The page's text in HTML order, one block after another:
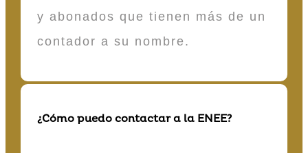
y abonados que tienen más de un
contador a su nombre.
¿Cómo puedo contactar a la ENEE?